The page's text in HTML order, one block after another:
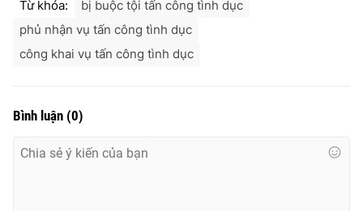
Từ khóa:
bị buộc tội tấn công tình dục
phủ nhận vụ tấn công tình dục
công khai vụ tấn công tình dục
Bình luận (0)